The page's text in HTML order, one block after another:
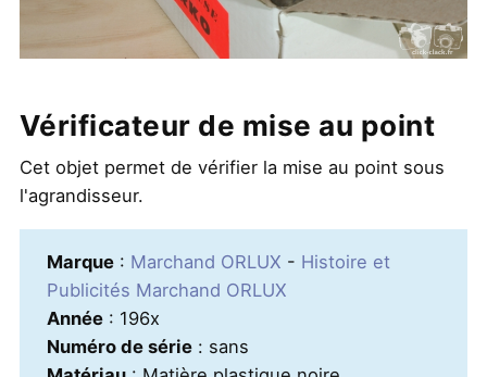
Vérificateur de mise au point
Cet objet permet de vérifier la mise au point sous
l'agrandisseur.
Marque: Marchand ORLUX - Histoire et
Publicités Marchand ORLUX
Année: 196x
Numéro de série: sans